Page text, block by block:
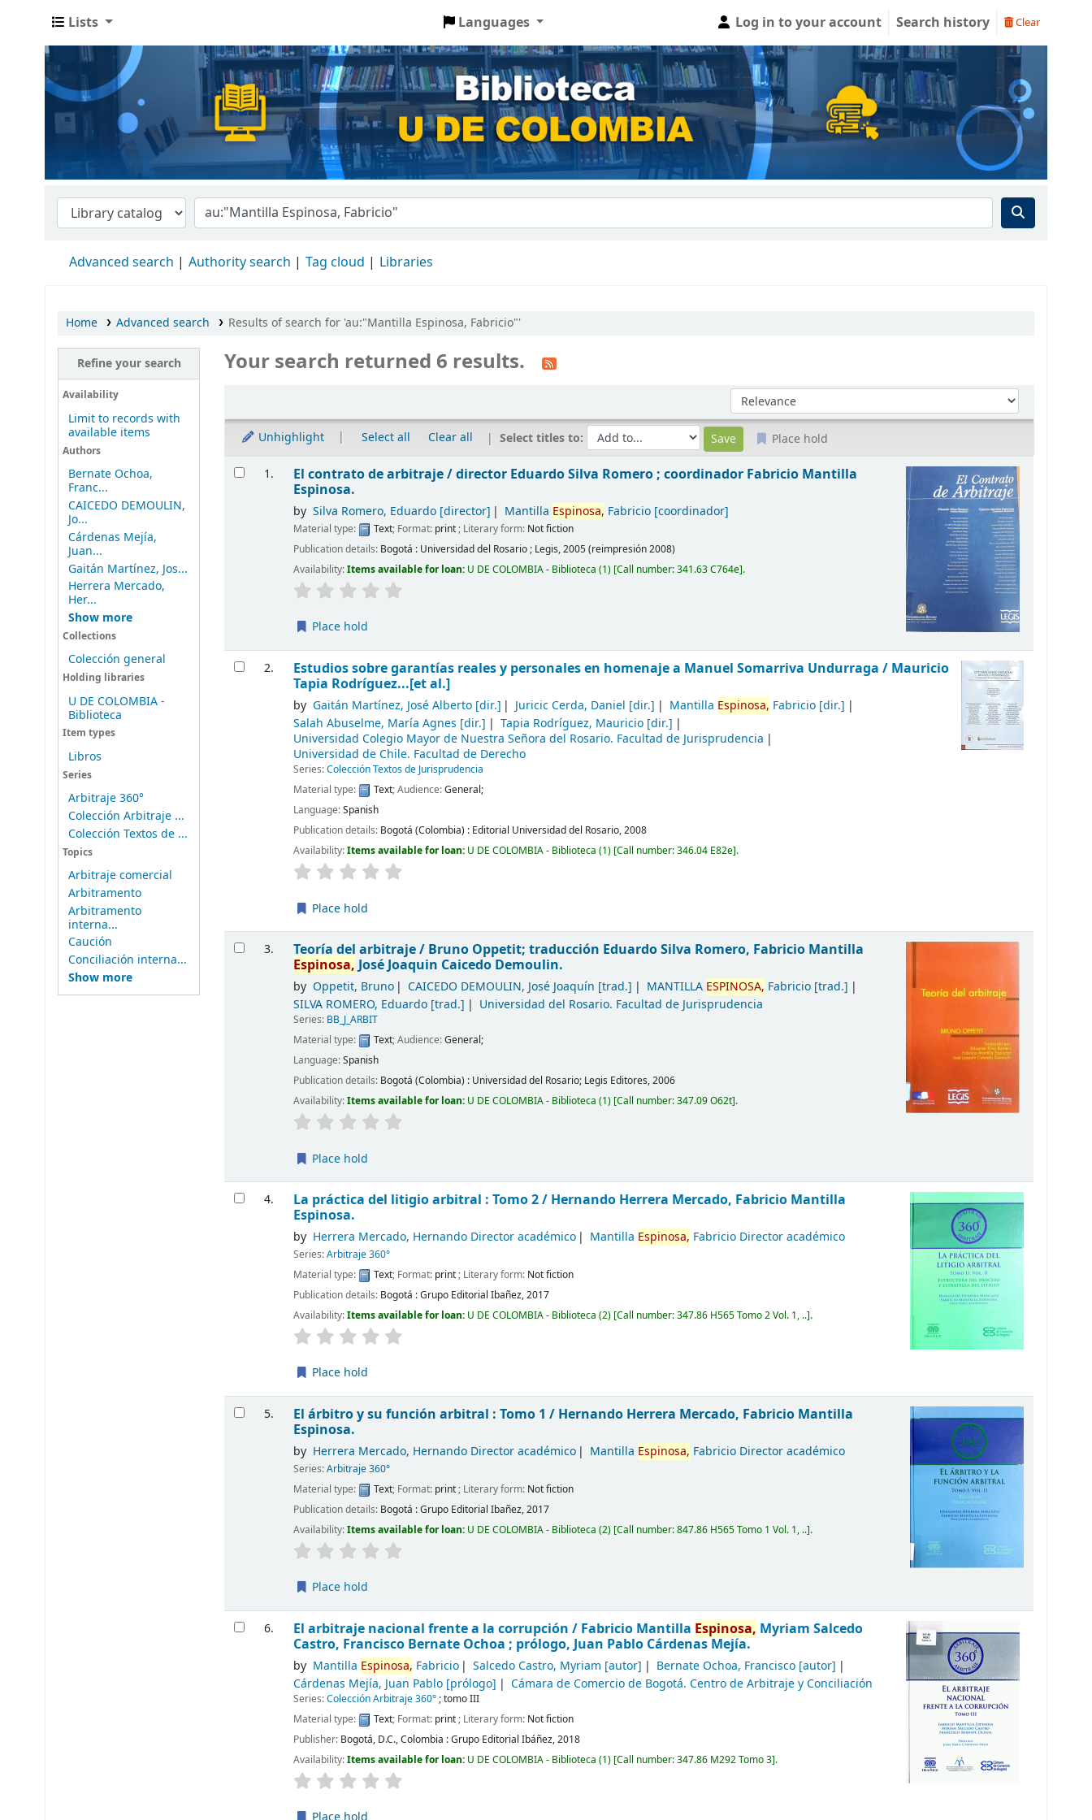
Lists Languages Log in to your account Search history Clear
Advanced search Authority search Tag cloud Libraries
Home Advanced search Results of search for 'au:"Mantilla Espinosa, Fabricio"'
Refine your search
Availability
Limit to records with
available items
Authors
Bernate Ochoa,
Franc...
CAICEDO DEMOULIN,
Jo...
Cárdenas Mejía,
Juan...
Gaitán Martínez, Jos...
Herrera Mercado,
Her...
Show more
Collections
Colección general
Holding libraries
U DE COLOMBIA -
Biblioteca
Item types
Libros
Series
Arbitraje 360°
Colección Arbitraje ...
Colección Textos de ...
Topics
Arbitraje comercial
Arbitramento
Arbitramento
interna...
Caución
Conciliación interna...
Show more
Your search returned 6 results.
Sort by:
Unhighlight Select all Clear all Select titles to: Place hold
Results
1. El contrato de arbitraje /director Eduardo Silva Romero ; coordinador Fabricio Mantilla
Espinosa.
by Silva Romero, Eduardo[director] Mantilla Espinosa, Fabricio [coordinador]
Material type: Text; Format: print; Literary form: Not fiction
Publication details: Bogotá : Universidad del Rosario ; Legis,2005 (reimpresión 2008)
Availability:Items available for loan: U DE COLOMBIA - Biblioteca (1) Call number:341.63 C764e .
Place hold
2. Estudios sobre garantías reales y personales en homenaje a Manuel Somarriva Undurraga / Mauricio
Tapia Rodríguez...[et al.]
by Gaitán Martínez, José Alberto[dir.] Juricic Cerda, Daniel [dir.] Mantilla Espinosa, Fabricio [dir.]
Salah Abuselme, María Agnes [dir.] Tapia Rodríguez, Mauricio [dir.]
Universidad Colegio Mayor de Nuestra Señora del Rosario. Facultad de Jurisprudencia
Universidad de Chile. Facultad de Derecho
Series:Colección Textos de Jurisprudencia
Material type:
Text; Audience:General;
Language:Spanish
Publication details: Bogotá (Colombia) : Editorial Universidad del Rosario,2008
Availability:Items available for loan: U DE COLOMBIA - Biblioteca (1) Call number:346.04 E82e .
Place hold
3. Teoría del arbitraje / Bruno Oppetit; traducción Eduardo Silva Romero, Fabricio Mantilla
Espinosa, José Joaquin Caicedo Demoulin.
by Oppetit, Bruno CAICEDO DEMOULIN, José Joaquín [trad.] MANTILLA ESPINOSA, Fabricio [trad.]
SILVA ROMERO, Eduardo [trad.] Universidad del Rosario. Facultad de Jurisprudencia
Series: BB_J_ARBIT
Material type:
Text; Audience:General;
Language:Spanish
Publication details: Bogotá (Colombia) : Universidad del Rosario; Legis Editores,2006
Availability:Items available for loan: U DE COLOMBIA - Biblioteca (1) Call number:347.09 O62t .
Place hold
4. La práctica del litigio arbitral : Tomo 2 / Hernando Herrera Mercado, Fabricio Mantilla
Espinosa.
by Herrera Mercado, Hernando Director académico Mantilla Espinosa, Fabricio Director académico
Series:Arbitraje 360°
Material type:
Text; Format: print; Literary form: Not fiction
Publication details: Bogotá :Grupo Editorial Ibañez,2017
Availability:Items available for loan: U DE COLOMBIA - Biblioteca (2) Call number:347.86 H565 Tomo 2 Vol. 1, .. .
Place hold
5. El árbitro y su función arbitral : Tomo 1 / Hernando Herrera Mercado, Fabricio Mantilla
Espinosa.
by Herrera Mercado, Hernando Director académico Mantilla Espinosa, Fabricio Director académico
Series:Arbitraje 360°
Material type:
Text; Format: print; Literary form: Not fiction
Publication details: Bogotá :Grupo Editorial Ibañez,2017
Availability:Items available for loan: U DE COLOMBIA - Biblioteca (2) Call number:847.86 H565 Tomo 1 Vol. 1, .. .
Place hold
6. El arbitraje nacional frente a la corrupción / Fabricio Mantilla Espinosa, Myriam Salcedo
Castro, Francisco Bernate Ochoa ; prólogo, Juan Pablo Cárdenas Mejía.
by Mantilla Espinosa, Fabricio Salcedo Castro, Myriam [autor] Bernate Ochoa, Francisco [autor]
Cárdenas Mejía, Juan Pablo [prólogo] Cámara de Comercio de Bogotá. Centro de Arbitraje y Conciliación
Series:Colección Arbitraje 360°; tomo III
Material type:
Text; Format: print; Literary form: Not fiction
Publisher: Bogotá, D.C., Colombia :Grupo Editorial Ibáñez,2018
Availability:Items available for loan: U DE COLOMBIA - Biblioteca (1) Call number:347.86 M292 Tomo 3 .